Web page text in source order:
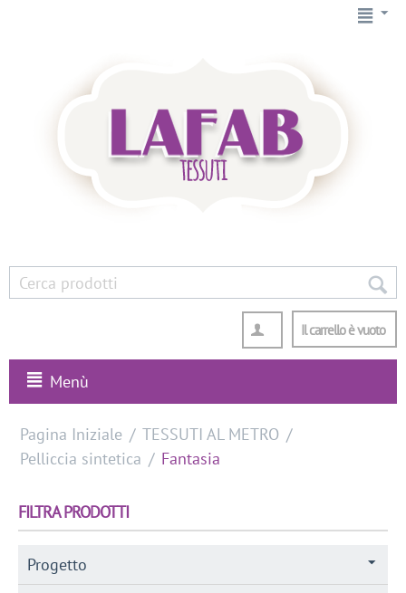
Il carrello è vuoto
Menù
Pagina Iniziale / TESSUTI AL METRO /
Pelliccia sintetica / Fantasia
FILTRA PRODOTTI
Progetto